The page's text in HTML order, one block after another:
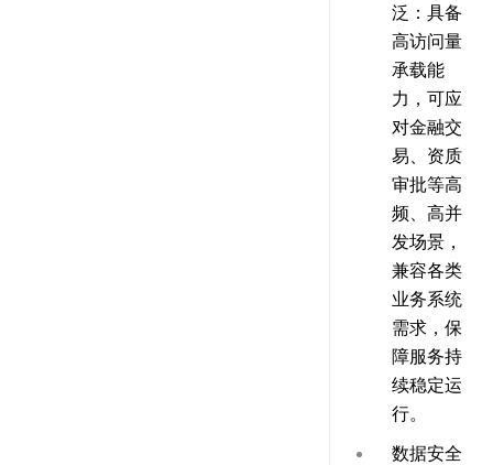
泛 ：具备
高访问量
承载能
力，可应
对金融交
易、资质
审批等高
频、高并
发场景，
兼容各类
业务系统
需求，保
障服务持
续稳定运
行。
数据安全